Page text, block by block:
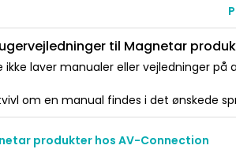
til Magnetar
laver manualer eller vejledninger
om en manual findes i det ønskede
produkter hos AV-Connection